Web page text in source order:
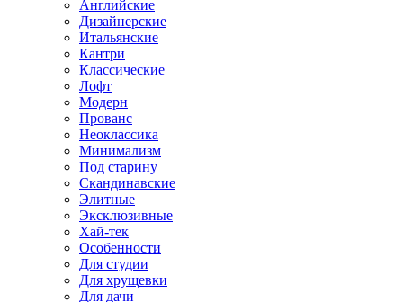
Английские
Дизайнерские
Итальянские
Кантри
Классические
Лофт
Модерн
Прованс
Неоклассика
Минимализм
Под старину
Скандинавские
Элитные
Эксклюзивные
Хай-тек
Особенности
Для студии
Для хрущевки
Для дачи